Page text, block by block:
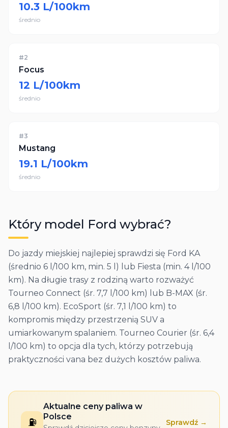
10.3 L/100km
średnio
#2
Focus
12 L/100km
średnio
#3
Mustang
19.1 L/100km
średnio
Który model Ford wybrać?
Do jazdy miejskiej najlepiej sprawdzi się Ford KA
(średnio 6 l/100 km, min. 5 l) lub Fiesta (min. 4 l/100
km). Na długie trasy z rodziną warto rozważyć
Tourneo Connect (śr. 7,7 l/100 km) lub B-MAX (śr.
6,8 l/100 km). EcoSport (śr. 7,1 l/100 km) to
kompromis między przestrzenią SUV a
umiarkowanym spalaniem. Tourneo Courier (śr. 6,4
l/100 km) to opcja dla tych, którzy potrzebują
praktyczności vana bez dużych kosztów paliwa.
⛽
Aktualne ceny paliwa w
Polsce
Sprawdź →